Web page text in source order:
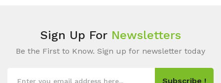
Sign Up For Newsletters
Be the First to Know. Sign up for newsletter today
Subscribe !